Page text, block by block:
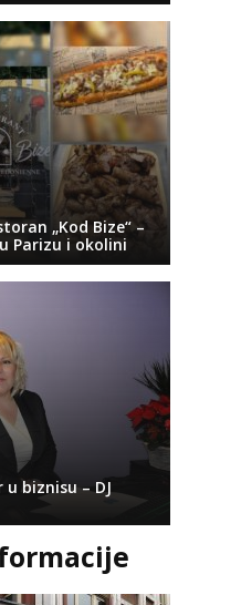
„Kod Bize“ –
Parizu i okolini
biznisu – DJ